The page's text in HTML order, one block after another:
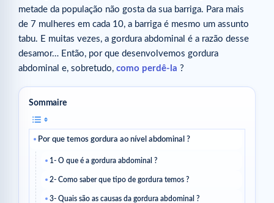
metade da população não gosta da sua barriga. Para mais
de 7 mulheres em cada 10, a barriga é mesmo um assunto
tabu. E muitas vezes, a gordura abdominal é a razão desse
desamor… Então, por que desenvolvemos gordura
abdominal e, sobretudo, como perdê-la ?
Sommaire
Por que temos gordura ao nível abdominal ?
1- O que é a gordura abdominal ?
2- Como saber que tipo de gordura temos ?
3- Quais são as causas da gordura abdominal ?